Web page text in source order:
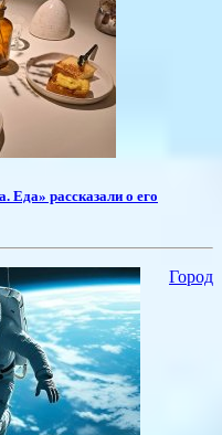
Еда» рассказали о его
Город